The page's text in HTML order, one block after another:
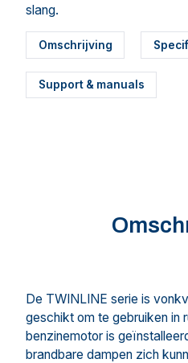
slang.
Omschrijving
Support & manuals
De TWINLINE serie is
geschikt om te gebruiken in
benzinemotor is
brandbare dampen zich